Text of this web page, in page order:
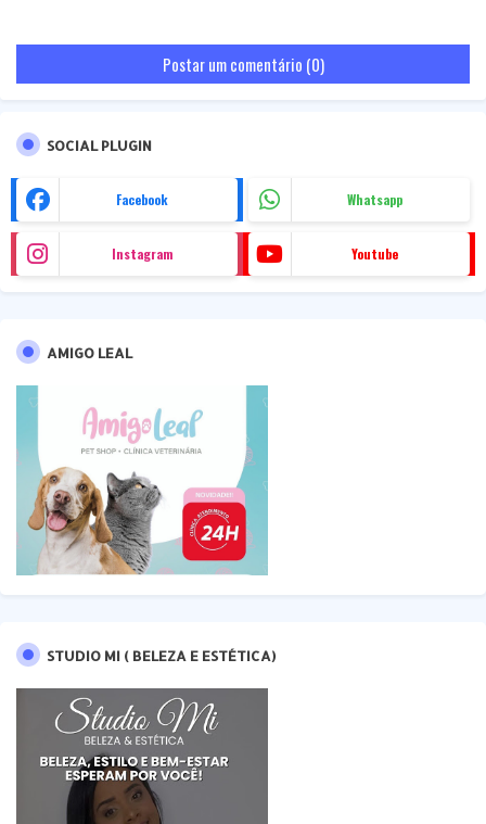
Postar um comentário (0)
SOCIAL PLUGIN
Facebook Whatsapp
Instagram Youtube
AMIGO LEAL
STUDIO MI ( BELEZA E ESTÉTICA)